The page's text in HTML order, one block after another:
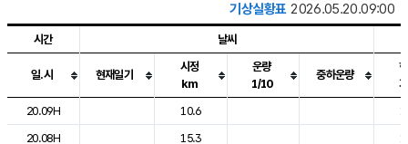
기상실황표 2026.05.20.09:00
도시별 기상실황표로 지점, 날씨, 기온, 강수, 바람, 기압등을 안내한 표입
시간 날씨
일.시 현재일기
시정
km
운량
1/10
중하운량
20.09H
10.6
20.08H
15.3